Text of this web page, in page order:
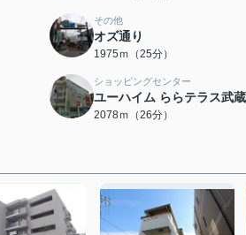
その他
オズ通り
1975ｍ（25分）
ショッピングセンター
ユーハイム ららテラス武
2078ｍ（26分）